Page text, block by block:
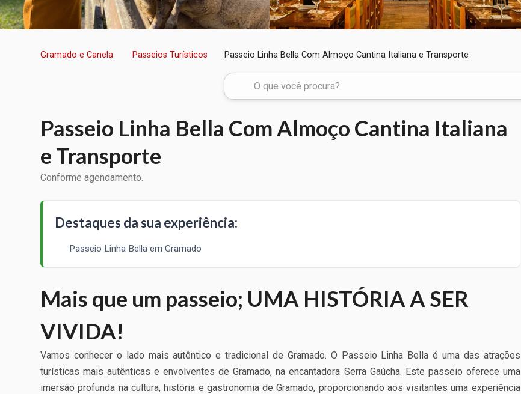
Gramado e Canela Passeios Turísticos Passeio Linha Bella Com Almoço Cantina Italiana e Transporte
Passeio Linha Bella Com Almoço Cantina Italiana
e Transporte
Conforme agendamento.
Destaques da sua experiência:
Passeio Linha Bella em Gramado
Mais que um passeio; UMA HISTÓRIA A SER
VIVIDA!
Vamos conhecer o lado mais autêntico e tradicional de Gramado. O Passeio Linha Bella é uma das atrações
turísticas mais autênticas e envolventes de Gramado, na encantadora Serra Gaúcha. Este passeio oferece uma
imersão profunda na cultura, história e gastronomia de Gramado, proporcionando aos visitantes uma experiência